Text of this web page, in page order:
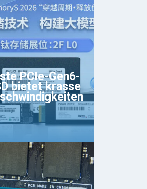
PCIe-Gen6-
bietet krasse